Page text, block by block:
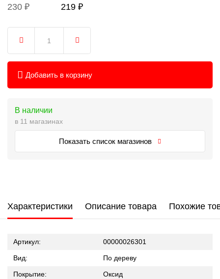
230 ₽ 219 ₽
Добавить в корзину
В наличии
в 11 магазинах
Показать список магазинов
Характеристики Описание товара Похожие
Артикул: 00000026301
Вид: По дереву
Покрытие: Оксид